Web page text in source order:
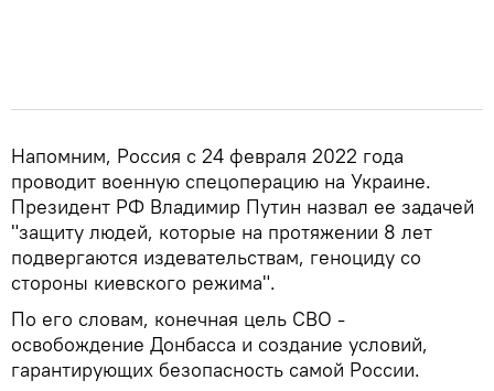
Напомним, Россия с 24 февраля 2022 года
проводит военную спецоперацию на Украине.
Президент РФ Владимир Путин назвал ее задачей
"защиту людей, которые на протяжении 8 лет
подвергаются издевательствам, геноциду со
стороны киевского режима".
По его словам, конечная цель СВО -
освобождение Донбасса и создание условий,
гарантирующих безопасность самой России.